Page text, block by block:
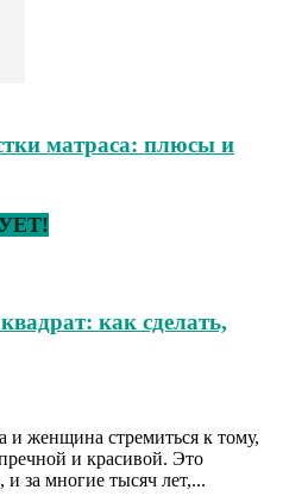
матраса: плюсы и
как сделать,
и женщина стремиться к тому,
и красивой. Это
за многие тысяч лет,...